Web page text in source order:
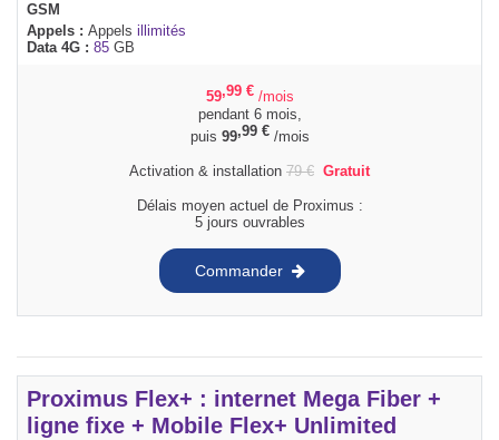
GSM
Appels : Appels illimités
Data 4G : 85 GB
59,99 € /mois
pendant 6 mois,
puis 99,99 €/mois
Activation & installation 79€ Gratuit
Délais moyen actuel de Proximus :
5 jours ouvrables
Commander
Proximus Flex+ : internet Mega Fiber +
ligne fixe + Mobile Flex+ Unlimited